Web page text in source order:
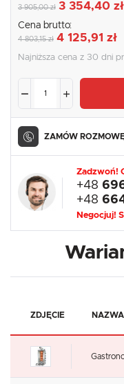
3 905,00 zł 3 354,40 zł
Cena brutto:
4 803,15 zł 4 125,91 zł
Najniższa cena z 30 dni
ZAMÓW
Zadzwoń!
+48
+48
Negocjuj!
ZDJĘCIE NAZWA